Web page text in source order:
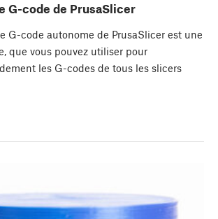
G-code de PrusaSlicer
G-code autonome de PrusaSlicer est une
que vous pouvez utiliser pour
les G-codes de tous les slicers